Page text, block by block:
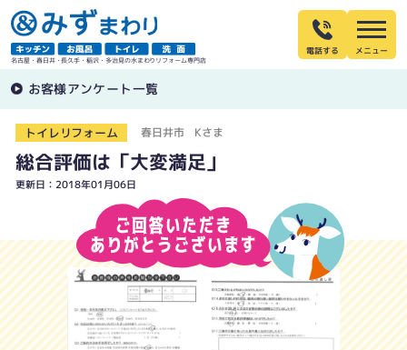
名古屋・春日井・長久手・稲沢・多治見の水まわりリフォーム専門店
電話する
お客様アンケート一覧
トイレリフォーム 春日井市 Kさま
総合評価は「大変満足」
更新日：2018年01月06日